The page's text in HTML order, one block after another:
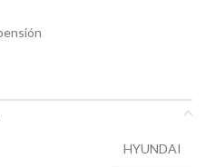
HYUNDAI